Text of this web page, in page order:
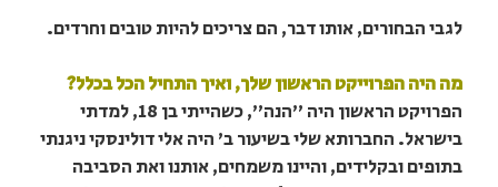
לגבי הבחורים, אותו דבר, הם צריכים להיות טובים וחרדים.
מה היה הפרוייקט הראשון שלך, ואיך התחיל הכל בכלל?
הפרויקט הראשון היה "הנה", כשהייתי בן 18, למדתי
בישראל. החברותא שלי בשיעור ב' היה אלי דולינסקי ניגנתי
בתופים ובקלידים, והיינו משמחים, אותנו ואת הסביבה